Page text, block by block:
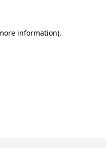
information).